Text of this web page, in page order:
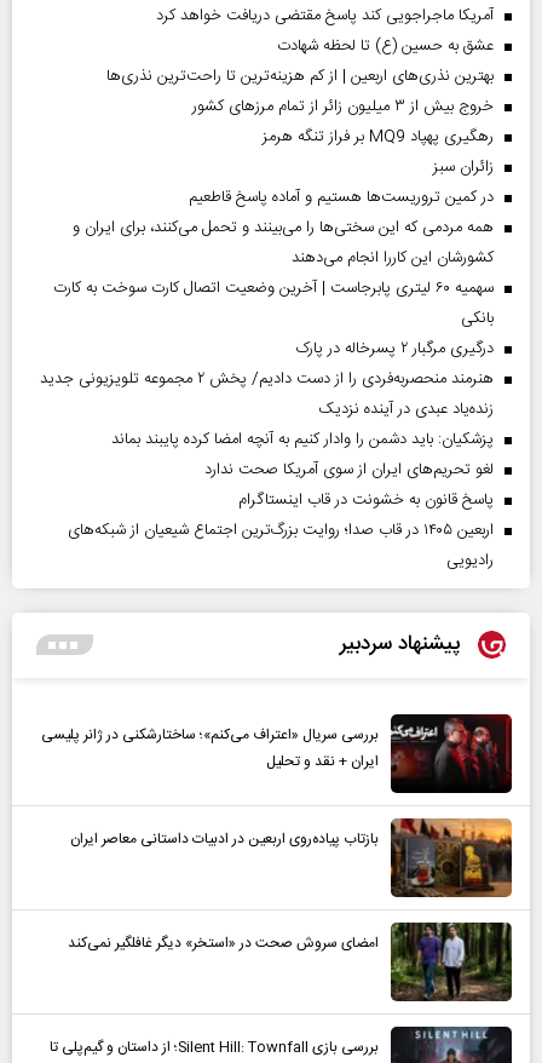
آمریکا ماجراجویی کند پاسخ مقتضی دریافت خواهد کرد
عشق به حسین (ع) تا لحظه شهادت
بهترین نذری‌های اربعین | از کم هزینه‌ترین تا راحت‌ترین نذری‌ها
خروج بیش از ۳ میلیون زائر از تمام مرز‌های کشور
رهگیری پهپاد MQ9 بر فراز تنگه هرمز
‌زائران سبز
در کمین تروریست‌ها هستیم و آماده پاسخ قاطعیم
همه مردمی که این سختی‌ها را می‌بینند و تحمل می‌کنند، برای ایران و
کشورشان این کاررا انجام می‌دهند
سهمیه ۶۰ لیتری پابرجاست | آخرین وضعیت اتصال کارت سوخت به کارت
بانکی
درگیری مرگبار ۲ پسرخاله در پارک
هنرمند منحصر‌به‌فردی را از دست دادیم/ پخش ۲ مجموعه تلویزیونی جدید
زنده‌یاد عبدی در آینده نزدیک
پزشکیان: باید دشمن را وادار کنیم به آنچه امضا کرده پایبند بماند
لغو تحریم‌های ایران از سوی آمریکا صحت ندارد
پاسخ قانون به خشونت در قاب اینستاگرام
اربعین ۱۴۰۵ در قاب صدا؛ روایت بزرگ‌ترین اجتماع شیعیان از شبکه‌های
رادیویی
پیشنهاد سردبیر
بررسی سریال «اعتراف می‌کنم»؛ ساختارشکنی در ژانر پلیسی
ایران + نقد و تحلیل
بازتاب پیاده‌روی اربعین در ادبیات داستانی معاصر ایران
امضای سروش صحت در «استخر» دیگر غافلگیر نمی‌کند
بررسی بازی Silent Hill: Townfall؛ از داستان و گیم‌پلی تا